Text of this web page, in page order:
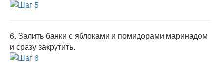
6. Залить банки с яблоками и помидорами маринадом
и сразу закрутить.